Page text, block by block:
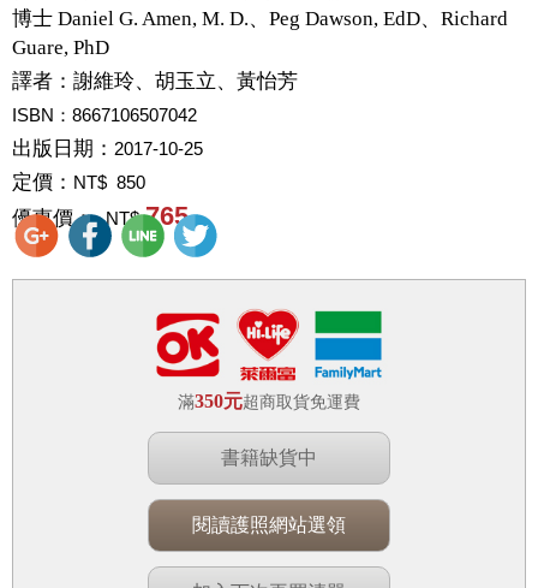
博士 Daniel G. Amen, M. D.、Peg Dawson, EdD、Richard
Guare, PhD
譯者： 謝維玲、胡玉立、黃怡芳
ISBN：8667106507042
出版日期： 2017-10-25
定價： NT$ 850
優惠價： NT$ 765
滿350元超商取貨免運費
書籍缺貨中
閱讀護照網站選領